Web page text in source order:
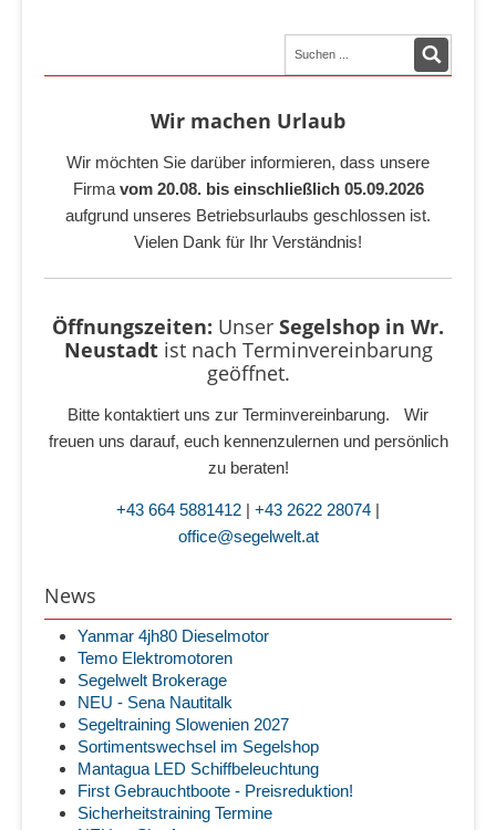
Wir machen Urlaub
Wir möchten Sie darüber informieren, dass unsere
Firma vom 20.08. bis einschließlich 05.09.2026
aufgrund unseres Betriebsurlaubs geschlossen ist.
Vielen Dank für Ihr Verständnis!
Öffnungszeiten: Unser Segelshop in Wr.
Neustadt ist nach Terminvereinbarung
geöffnet.
Bitte kontaktiert uns zur Terminvereinbarung. Wir
freuen uns darauf, euch kennenzulernen und persönlich
zu beraten!
+43 664 5881412 | +43 2622 28074 |
office@segelwelt.at
News
Yanmar 4jh80 Dieselmotor
Temo Elektromotoren
Segelwelt Brokerage
NEU - Sena Nautitalk
Segeltraining Slowenien 2027
Sortimentswechsel im Segelshop
Mantagua LED Schiffbeleuchtung
First Gebrauchtboote - Preisreduktion!
Sicherheitstraining Termine